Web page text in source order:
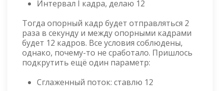
Интервал I кадра, делаю 12
Тогда опорный кадр будет отправляться 2
раза в секунду и между опорными кадрами
будет 12 кадров. Все условия соблюдены,
однако, почему-то не сработало. Пришлось
подкрутить ещё один параметр:
Сглаженный поток: ставлю 12